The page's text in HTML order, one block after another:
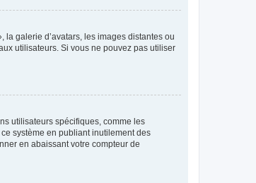
galerie d’avatars, les images distantes ou
utilisateurs. Si vous ne pouvez pas utiliser
utilisateurs spécifiques, comme les
système en publiant inutilement des
en abaissant votre compteur de